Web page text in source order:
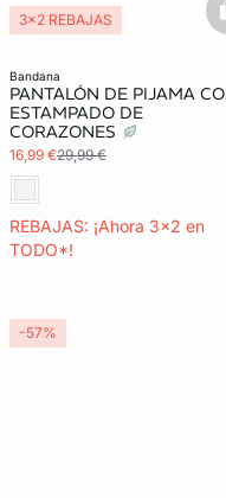
bandana
PANTALÓN DE PIJAMA
ESTAMPADO DE
CORAZONES
16,99 €29,99 €
REBAJAS: ¡Ahora 3x2 en
TODO*!
3x2 REBAJAS
-57%